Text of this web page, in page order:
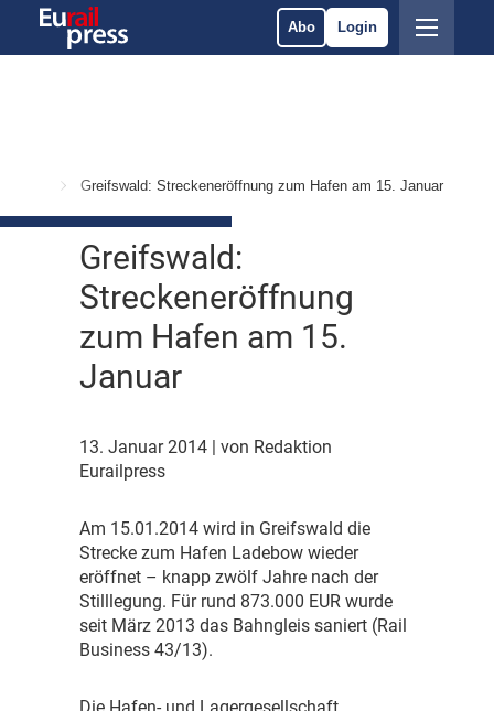
Abo Login
Greifswald: Streckeneröffnung zum Hafen am 15. Januar
Greifswald:
Streckeneröffnung
zum Hafen am 15.
Januar
13. Januar 2014
| von Redaktion
Eurailpress
Am 15.01.2014 wird in Greifswald die
Strecke zum Hafen Ladebow wieder
eröffnet – knapp zwölf Jahre nach der
Stilllegung. Für rund 873.000 EUR wurde
seit März 2013 das Bahngleis saniert (Rail
Business 43/13).